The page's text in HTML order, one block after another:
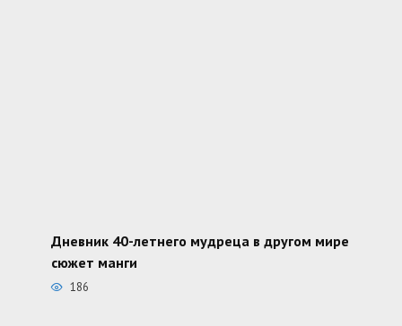
Дневник 40-летнего мудреца в другом мире
сюжет манги
186